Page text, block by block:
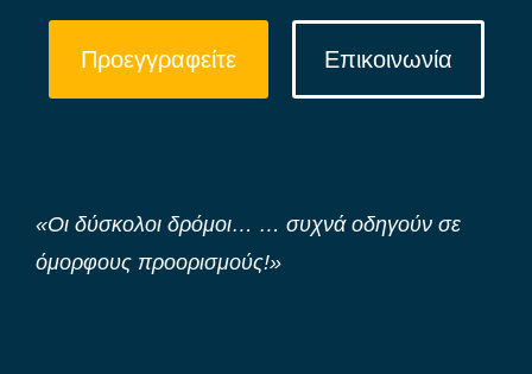
Προεγγραφείτε Επικοινωνία
«Οι δύσκολοι δρόμοι… … συχνά οδηγούν σε
όμορφους προορισμούς!»